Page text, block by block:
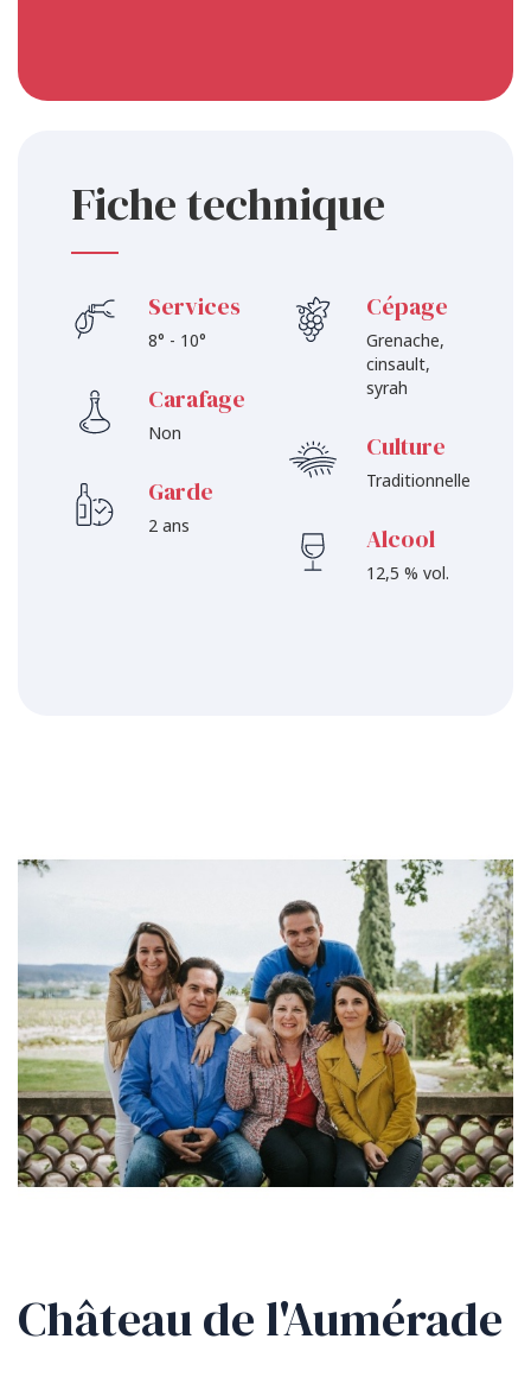
Fiche technique
Services
8° - 10°
Carafage
Non
Garde
2 ans
Cépage
Grenache,
cinsault,
syrah
Culture
Traditionnelle
Alcool
12,5 % vol.
Château de l'Aumérade